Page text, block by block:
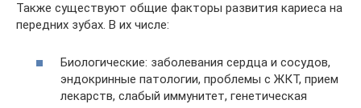
Также существуют общие факторы развития кариеса на
передних зубах. В их числе:
Биологические: заболевания сердца и сосудов,
эндокринные патологии, проблемы с ЖКТ, прием
лекарств, слабый иммунитет, генетическая